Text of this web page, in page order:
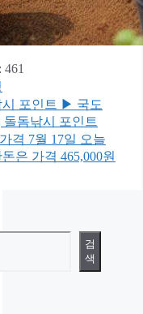
461
시 포인트 ▶ 국도
돌돔낚시 포인트
격 7월 17일 오늘
은 가격 465,000원
검
색